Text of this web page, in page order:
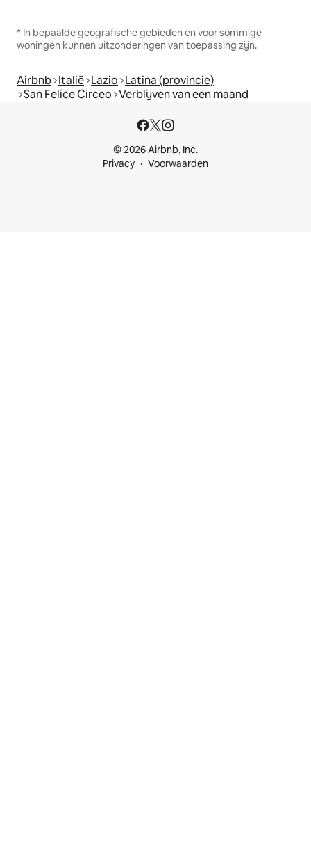
* In bepaalde geografische gebieden en voor sommige
woningen kunnen uitzonderingen van toepassing zijn.
Airbnb Italië Lazio Latina (provincie)
San Felice Circeo Verblijven van een maand
© 2026 Airbnb, Inc.
Privacy
Voorwaarden